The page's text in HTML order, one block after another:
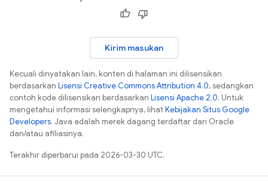
Kirim masukan
Kecuali dinyatakan lain, konten di halaman ini dilisensikan
berdasarkan Lisensi Creative Commons Attribution 4.0, sedangkan
contoh kode dilisensikan berdasarkan Lisensi Apache 2.0. Untuk
mengetahui informasi selengkapnya, lihatKebijakan Situs Google
Developers. Java adalah merek dagang terdaftar dari Oracle
dan/atau afiliasinya.
Terakhir diperbarui pada 2026-03-30 UTC.